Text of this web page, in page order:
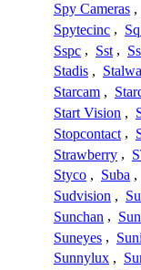
Spy Cameras ,
Spytecinc ,
Sspc , Sst ,
Stadis ,
Starcam ,
Start Vision ,
Stopcontact ,
Strawberry ,
Styco , Suba ,
Sudvision ,
Sunchan ,
Suneyes ,
Sunnylux ,